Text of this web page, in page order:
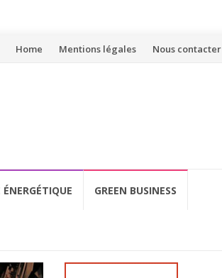
Aller
Home Mentions légales Nous contacter
ÉNERGÉTIQUE GREEN BUSINESS